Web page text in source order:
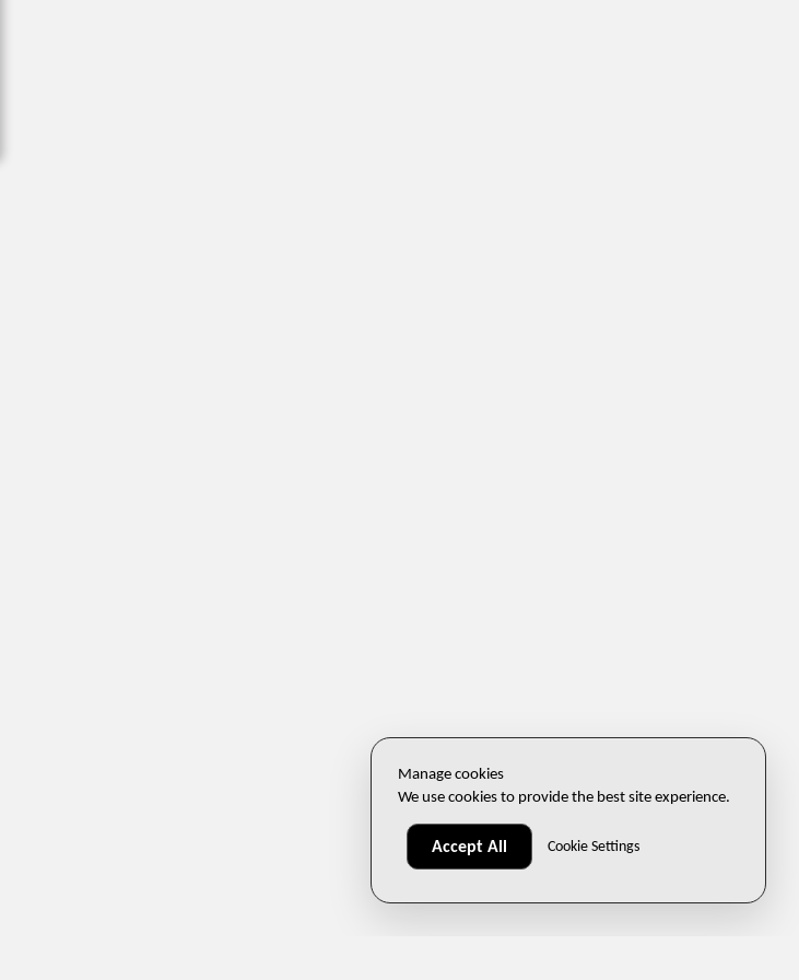
Manage cookies
We use cookies to provide the best site experience.
Accept All Cookie Settings